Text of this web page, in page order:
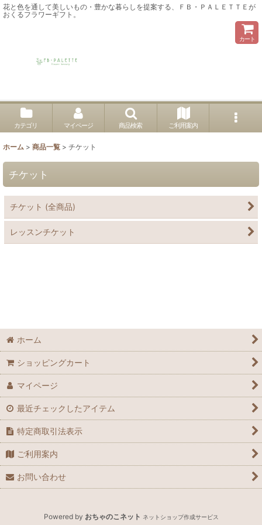
花と色を通して美しいもの・豊かな暮らしを提案する、ＦＢ・ＰＡＬＥＴＴＥが
おくるフラワーギフト。
カート
カテゴリ マイページ 商品検索 ご利用案内
ホーム > 商品一覧 > チケット
チケット
チケット (全商品)
レッスンチケット
ホーム
ショッピングカート
マイページ
最近チェックしたアイテム
特定商取引法表示
ご利用案内
お問い合わせ
Powered by おちゃのこネット ネットショップ作成サービス